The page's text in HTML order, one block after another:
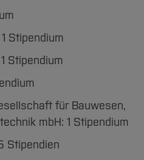
Stipendium
1 Stipendium
für Bauwesen,
mbH: 1 Stipendium
Stipendien